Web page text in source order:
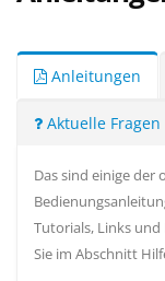
Anleitungen
Aktuelle Fragen
Das sind einige der
Tutorials, Links
Sie im Abschnitt